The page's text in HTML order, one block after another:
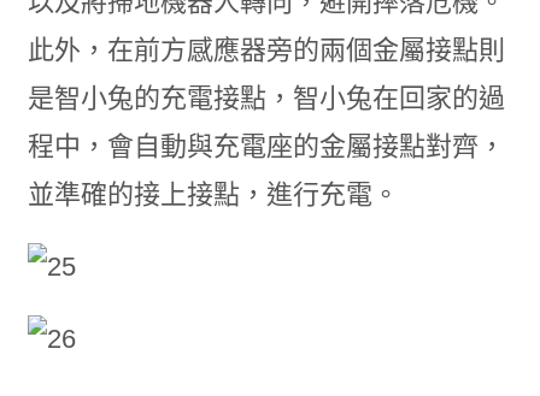
此外，在前方感應器旁的兩個金屬接點則
是智小兔的充電接點，智小兔在回家的過
程中，會自動與充電座的金屬接點對齊，
並準確的接上接點，進行充電。